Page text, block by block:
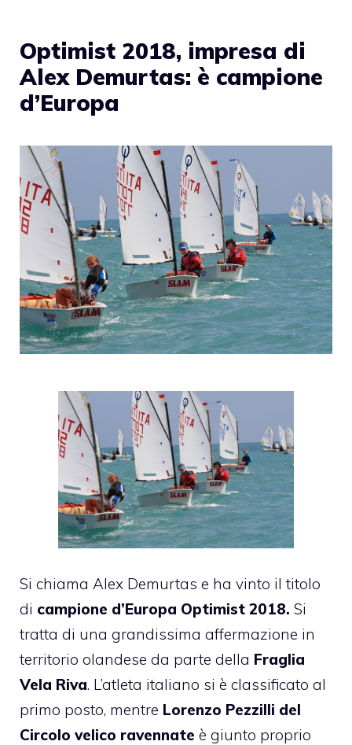
Optimist 2018, impresa di
Alex Demurtas: è campione
d’Europa
Si chiama Alex Demurtas e ha vinto il titolo
di campione d’Europa Optimist 2018. Si
tratta di una grandissima affermazione in
territorio olandese da parte della Fraglia
Vela Riva. L’atleta italiano si è classificato al
primo posto, mentre Lorenzo Pezzilli del
Circolo velico ravennate è giunto proprio